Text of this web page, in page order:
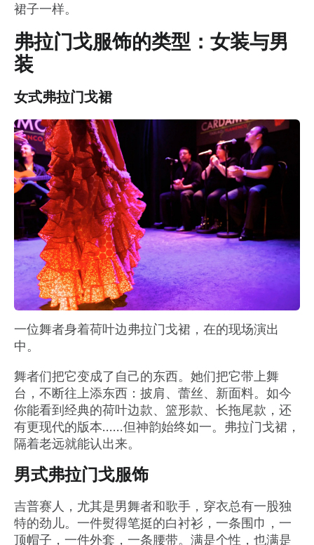
裙子一样。
弗拉门戈服饰的类型：女装与男
装
女式弗拉门戈裙
一位舞者身着荷叶边弗拉门戈裙，在的现场演出
中。
舞者们把它变成了自己的东西。她们把它带上舞
台，不断往上添东西：披肩、蕾丝、新面料。如今
你能看到经典的荷叶边款、篮形款、长拖尾款，还
有更现代的版本……但神韵始终如一。弗拉门戈裙，
隔着老远就能认出来。
男式弗拉门戈服饰
吉普赛人，尤其是男舞者和歌手，穿衣总有一股独
特的劲儿。一件熨得笔挺的白衬衫，一条围巾，一
顶帽子，一件外套，一条腰带。满是个性，也满是